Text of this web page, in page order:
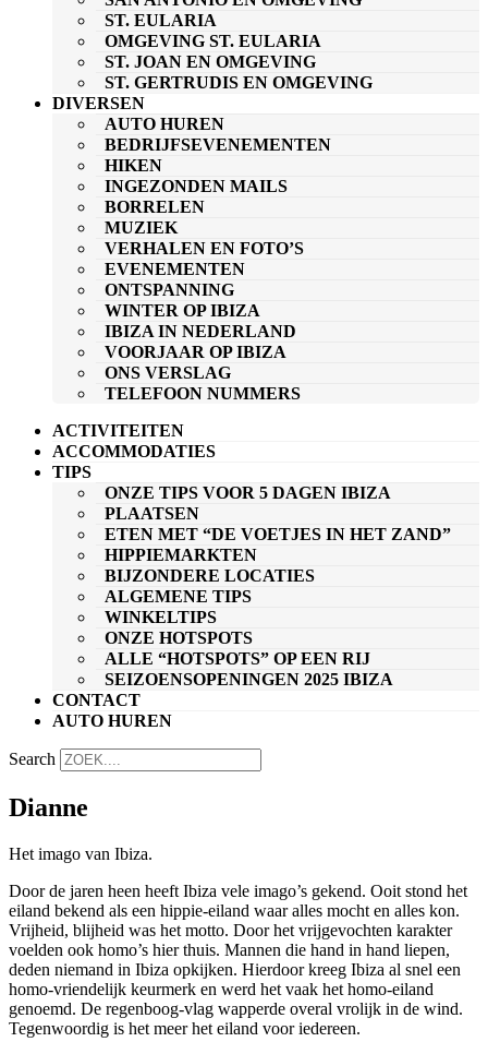
ST. EULARIA
OMGEVING ST. EULARIA
ST. JOAN EN OMGEVING
ST. GERTRUDIS EN OMGEVING
DIVERSEN
AUTO HUREN
BEDRIJFSEVENEMENTEN
HIKEN
INGEZONDEN MAILS
BORRELEN
MUZIEK
VERHALEN EN FOTO’S
EVENEMENTEN
ONTSPANNING
WINTER OP IBIZA
IBIZA IN NEDERLAND
VOORJAAR OP IBIZA
ONS VERSLAG
TELEFOON NUMMERS
ACTIVITEITEN
ACCOMMODATIES
TIPS
ONZE TIPS VOOR 5 DAGEN IBIZA
PLAATSEN
ETEN MET “DE VOETJES IN HET ZAND”
HIPPIEMARKTEN
BIJZONDERE LOCATIES
ALGEMENE TIPS
WINKELTIPS
ONZE HOTSPOTS
ALLE “HOTSPOTS” OP EEN RIJ
SEIZOENSOPENINGEN 2025 IBIZA
CONTACT
AUTO HUREN
Search
Dianne
Het imago van Ibiza.
Door de jaren heen heeft Ibiza vele imago’s gekend. Ooit stond het
eiland bekend als een hippie-eiland waar alles mocht en alles kon.
Vrijheid, blijheid was het motto. Door het vrijgevochten karakter
voelden ook homo’s hier thuis. Mannen die hand in hand liepen,
deden niemand in Ibiza opkijken. Hierdoor kreeg Ibiza al snel een
homo-vriendelijk keurmerk en werd het vaak het homo-eiland
genoemd. De regenboog-vlag wapperde overal vrolijk in de wind.
Tegenwoordig is het meer het eiland voor iedereen.